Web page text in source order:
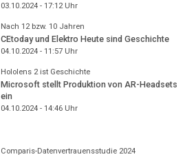
03.10.2024 - 17:12Uhr
Nach 12 bzw. 10 Jahren
CEtoday und Elektro Heute sind Geschichte
04.10.2024 - 11:57Uhr
Hololens 2 ist Geschichte
Microsoft stellt Produktion von AR-Headsets
ein
04.10.2024 - 14:46Uhr
Comparis-Datenvertrauensstudie 2024